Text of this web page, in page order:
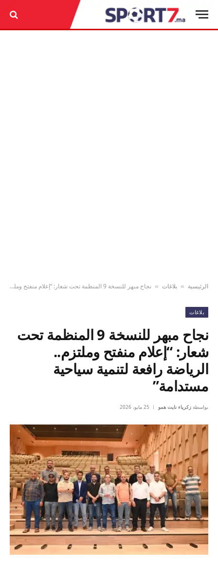
الرئيسية » بلاغات » نجاح مبهر للنسخة 9 المنظمة تحت شعار: “إعلام منفتح وملتزم.. الرياضة رافعة لتنمية سياحية مستدامة”
بلاغات
نجاح مبهر للنسخة 9 المنظمة تحت
شعار: “إعلام منفتح وملتزم..
الرياضة رافعة لتنمية سياحية
مستدامة”
بواسطة زكرياء نايت همو 25 مايو، 2026